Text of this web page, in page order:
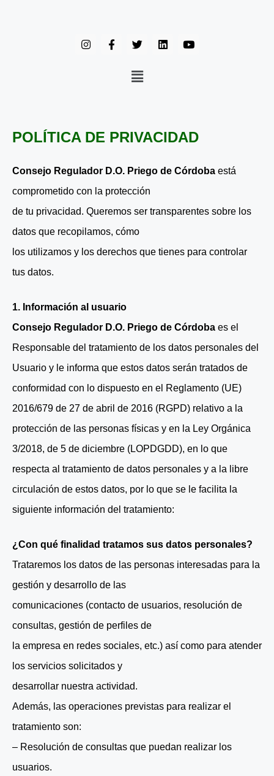
POLÍTICA DE PRIVACIDAD
Consejo Regulador D.O. Priego de Córdoba está
comprometido con la protección
de tu privacidad. Queremos ser transparentes sobre los
datos que recopilamos, cómo
los utilizamos y los derechos que tienes para controlar
tus datos.
1. Información al usuario
Consejo Regulador D.O. Priego de Córdoba es el
Responsable del tratamiento de los datos personales del
Usuario y le informa que estos datos serán tratados de
conformidad con lo dispuesto en el Reglamento (UE)
2016/679 de 27 de abril de 2016 (RGPD) relativo a la
protección de las personas físicas y en la Ley Orgánica
3/2018, de 5 de diciembre (LOPDGDD), en lo que
respecta al tratamiento de datos personales y a la libre
circulación de estos datos, por lo que se le facilita la
siguiente información del tratamiento:
¿Con qué finalidad tratamos sus datos personales?
Trataremos los datos de las personas interesadas para la
gestión y desarrollo de las
comunicaciones (contacto de usuarios, resolución de
consultas, gestión de perfiles de
la empresa en redes sociales, etc.) así como para atender
los servicios solicitados y
desarrollar nuestra actividad.
Además, las operaciones previstas para realizar el
tratamiento son:
– Resolución de consultas que puedan realizar los
usuarios.